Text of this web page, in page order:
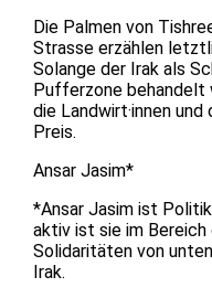
Die Palmen von
Strasse erzählen
Solange der Irak als
Pufferzone behandelt
die Landwirt·innen
Preis.
Ansar Jasim*
*Ansar Jasim ist
aktiv ist sie im Bereich
Solidaritäten von
Irak.